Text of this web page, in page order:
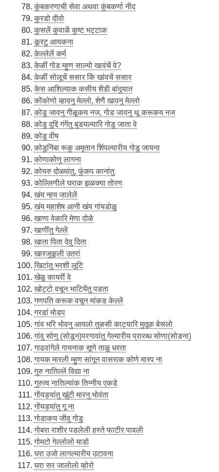
कुंबकरणाची सेवा अथवा कुंबकर्णा नीद
कुरडो दीवो
कुसलें कुवाळें कुष्ट भट्टाक
कूरटु आयकना
केल्लेलें कर्म
केळीं गोड म्हुण साल्यो खावंचें वे?
केळीं सोलूचें ससार किं खांवचें ससार
केस आशिल्याक कसीय शेंडी बांदुयात
कोंकोणो व्हावनु मेल्लो, शेणै खावनु मेल्लो
कोडु जावनु गीळूकय नज, गोड जावनु थू करूकय नज
कोडु दुद्दि गंगेंतु बुडयल्यारि गोडु जाता वे
कोडु वीष
कोडुनिंबा रूकु अमृतान शिंपल्यारीय गोडु जायना
कोणाकोणु लागना
कोयरु दोळ्यांतु, फुंकप कानांतु
कोल्लिणीले घराक झळक्या तोरण
खंय न्हय जालेलें
खंय महाशेष आनी खंय गांयडोळु
खाणा वेळारि मेणा दोळे
खाणींतु गेल्लें
खाता पिता देवु दिता
खारजुकूली उतरां
खिटांतु भरशी लूटि
खेळु कायरीं वे
खोट्टो वचून भाटियेंतु पडता
गणपति करूक वचून मांकड केल्लें
गरडां मोडप
गांव भरि भोवनु आयलो तुळसी काट्यारि मुतूक बेसलो
गांवु सोणु (सोडून)परगावांतु गेल्यारीय प्रारब्ध सोणा(सोडना)
गाढवांगेले गायनाक सूणे ताळु धरता
गायक मारली म्हुण सांगून वासराक कोणे मारप ना
गुरु नातिल्लें विद्या ना
गुरुत्व नातिल्यांक तिन्नीय एकडे
गोंयड्यांतु खुंटी मारनु भोवंता
गोंयड्यांतु गू ना
गोडाकय जीवु गोडु
गोबरा राशीर पडलेली हस्ते फाटीर पावली
गोमटो गेल्लोलो माडो
घरा उजो लागल्यारीय उटावना
घरा सर जालोलो व्होरो